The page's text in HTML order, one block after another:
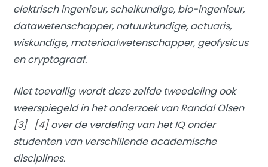
elektrisch ingenieur, scheikundige, bio-ingenieur,
datawetenschapper, natuurkundige, actuaris,
wiskundige, materiaalwetenschapper, geofysicus
en cryptograaf.
Niet toevallig wordt deze zelfde tweedeling ook
weerspiegeld in het onderzoek van Randal Olsen
[3]
[4]over de verdeling van het IQ onder
studenten van verschillende academische
disciplines.